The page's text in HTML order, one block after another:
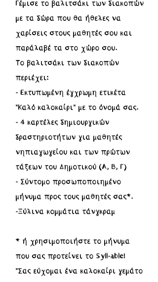
Γέμισε το βαλιτσάκι των διακοπών
με τα δώρα που θα ήθελες να
χαρίσεις στους μαθητές σου και
παράλαβέ τα στο χώρο σου.
Το βαλιτσάκι των διακοπών
περιέχει:
- Εκτυπωμένη έγχρωμη ετικέτα
"Καλό καλοκαίρι" με το όνομά σας.
- 4 καρτέλες δημιουργικών
δραστηριοτήτων για μαθητές
νηπιαγωγείου και των πρώτων
τάξεων του Δημοτικού (Α, Β, Γ)
- Σύντομο προσωποποιημένο
μήνυμα προς τους μαθητές σας*.
-Ξύλινα κομμάτια τάνγκραμ
* ή χρησιμοποιήστε το μήνυμα
που σας προτείνει το Syll-able!
"Σας εύχομαι ένα καλοκαίρι γεμάτο